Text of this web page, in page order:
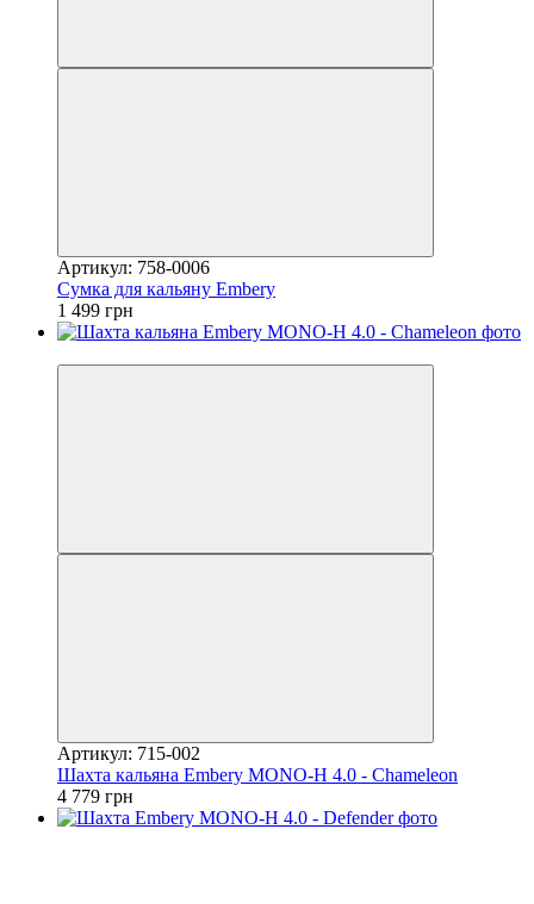
Артикул: 758-0006
Сумка для кальяну Embery
1 499 грн
Артикул: 715-002
Шахта кальяна Embery MONO-H 4.0 - Chameleon
4 779 грн